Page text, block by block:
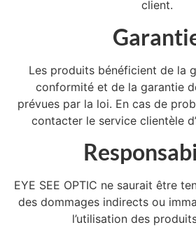
client.
Les produits bénéficient de la
conformité et de la garantie
prévues par la loi. En cas de
contacter le service clientèle
EYE SEE OPTIC ne saurait être
des dommages indirects ou
l’utilisation des